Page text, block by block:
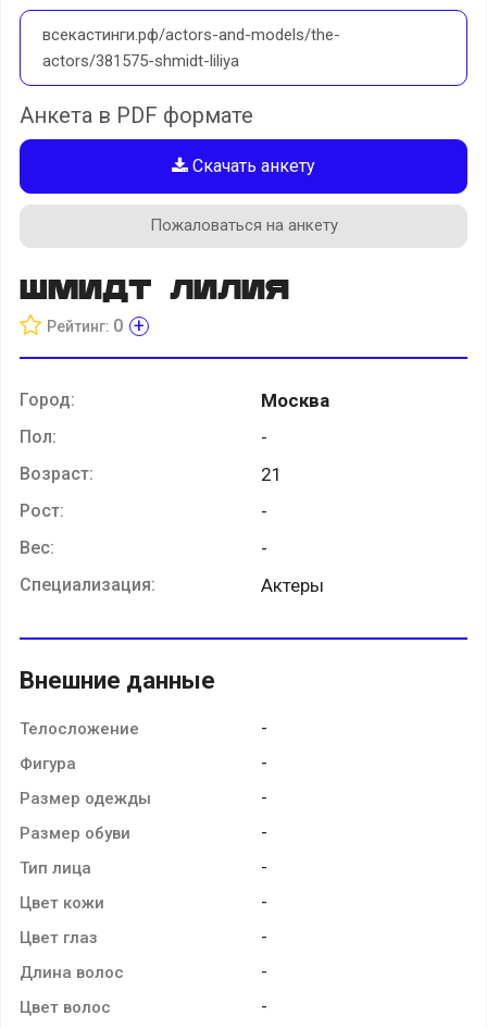
всекастинги.рф/actors-and-models/the-
actors/381575-shmidt-liliya
Анкета в PDF формате
Скачать анкету
Пожаловаться на анкету
Шмидт Лилия
Рейтинг: 0 +
Город: Москва
Пол: -
Возраст: 21
Рост: -
Вес: -
Специализация: Актеры
Внешние данные
Телосложение -
Фигура -
Размер одежды -
Размер обуви -
Тип лица -
Цвет кожи -
Цвет глаз -
Длина волос -
Цвет волос -